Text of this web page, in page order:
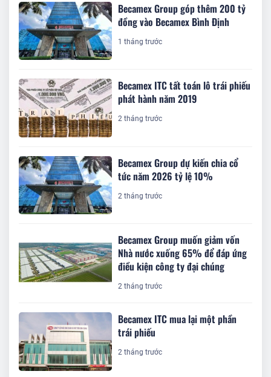
Becamex Group góp thêm 200 tỷ
đồng vào Becamex Bình Định
1 tháng trước
Becamex ITC tất toán lô trái phiếu
phát hành năm 2019
2 tháng trước
Becamex Group dự kiến chia cổ
tức năm 2026 tỷ lệ 10%
2 tháng trước
Becamex Group muốn giảm vốn
Nhà nước xuống 65% để đáp ứng
điều kiện công ty đại chúng
2 tháng trước
Becamex ITC mua lại một phần
trái phiếu
2 tháng trước